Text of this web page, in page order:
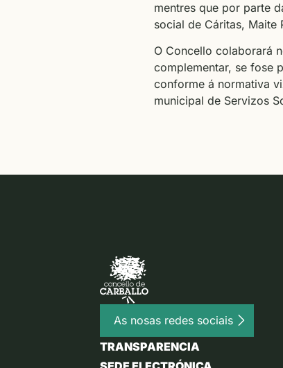
mentres que por parte
social de Cáritas, Maite
O Concello colaborará
complementar, se fose
conforme á normativa
municipal de Servizos
As nosas redes sociais
TRANSPARENCIA